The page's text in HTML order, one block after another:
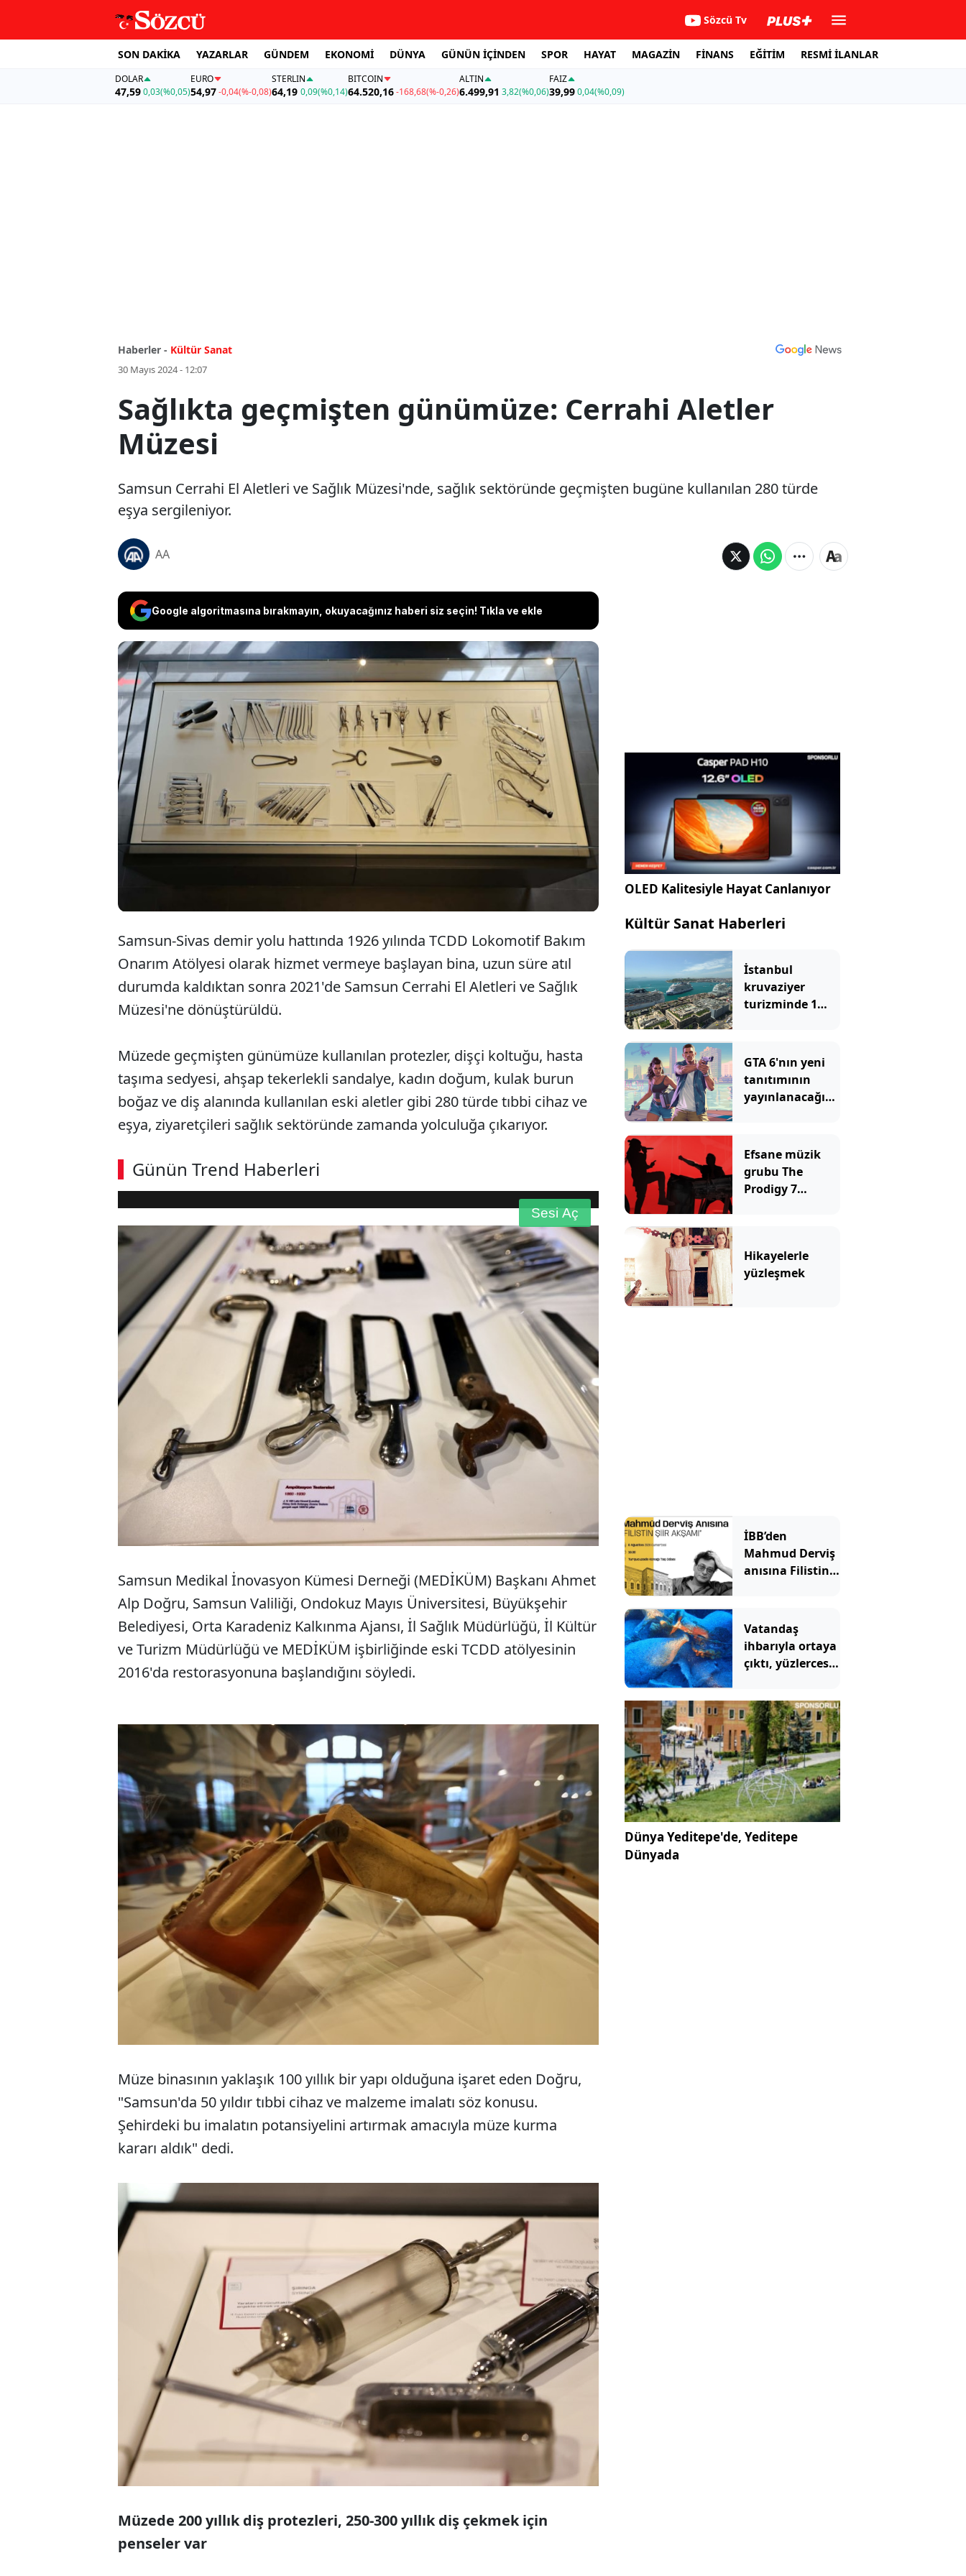
Sözcü Tv
SON DAKİKA YAZARLAR GÜNDEM EKONOMİ DÜNYA GÜNÜN İÇİNDEN SPOR HAYAT MAGAZİN FİNANS EĞİTİM RESMİ İLANLAR
DOLAR
47,590,03(%0,05)
EURO
54,97 -0,04(%-0,08)
STERLIN
64,19 0,09(%0,14)
BITCOIN
64.520,16-168,68(%-0,26)
ALTIN
6.499,91 3,82(%0,06)
FAİZ
39,990,04(%0,09)
Haberler - Kültür Sanat
30 Mayıs 2024 - 12:07
Sağlıkta geçmişten günümüze: Cerrahi Aletler
Müzesi
Samsun Cerrahi El Aletleri ve Sağlık Müzesi'nde, sağlık sektöründe geçmişten bugüne kullanılan 280 türde
eşya sergileniyor.
AA
Google algoritmasına bırakmayın, okuyacağınız haberi siz seçin! Tıkla ve ekle
Samsun Cerrahi El Aletleri ve Sağlık Müzesi'nde,
sağlık sektöründe geçmişten bugüne kullanılan
280 türde eşya sergileniyor.
Samsun-Sivas demir yolu hattında 1926 yılında TCDD Lokomotif Bakım
Onarım Atölyesi olarak hizmet vermeye başlayan bina, uzun süre atıl
durumda kaldıktan sonra 2021'de Samsun Cerrahi El Aletleri ve Sağlık
Müzesi'ne dönüştürüldü.
Müzede geçmişten günümüze kullanılan protezler, dişçi koltuğu, hasta
taşıma sedyesi, ahşap tekerlekli sandalye, kadın doğum, kulak burun
boğaz ve diş alanında kullanılan eski aletler gibi 280 türde tıbbi cihaz ve
eşya, ziyaretçileri sağlık sektöründe zamanda yolculuğa çıkarıyor.
Günün Trend Haberleri
Aç
Sesi Aç
Samsun Medikal İnovasyon Kümesi Derneği (MEDİKÜM) Başkanı Ahmet
Alp Doğru, Samsun Valiliği, Ondokuz Mayıs Üniversitesi, Büyükşehir
Belediyesi, Orta Karadeniz Kalkınma Ajansı, İl Sağlık Müdürlüğü, İl Kültür
ve Turizm Müdürlüğü ve MEDİKÜM işbirliğinde eski TCDD atölyesinin
2016'da restorasyonuna başlandığını söyledi.
Müze binasının yaklaşık 100 yıllık bir yapı olduğuna işaret eden Doğru,
"Samsun'da 50 yıldır tıbbi cihaz ve malzeme imalatı söz konusu.
Şehirdeki bu imalatın potansiyelini artırmak amacıyla müze kurma
kararı aldık" dedi.
Müzede 200 yıllık diş protezleri, 250-300 yıllık diş çekmek için
penseler var
OLED Kalitesiyle Hayat Canlanıyor
Kültür Sanat Haberleri
İstanbul
kruvaziyer
turizminde 1
ilerliyor
GTA 6'nın yeni
tanıtımının
yayınlanacağı
şaşıyor
Efsane müzik
grubu The
Prodigy 7
Hikayelerle
yüzleşmek
İBB’den
Mahmud Derviş
anısına Filistin
Vatandaş
ihbarıyla ortaya
çıktı, yüzlercesi
çıkarıldı
Dünya Yeditepe'de, Yeditepe
Dünyada